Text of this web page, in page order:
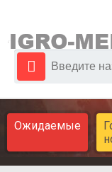
Ожидаемые